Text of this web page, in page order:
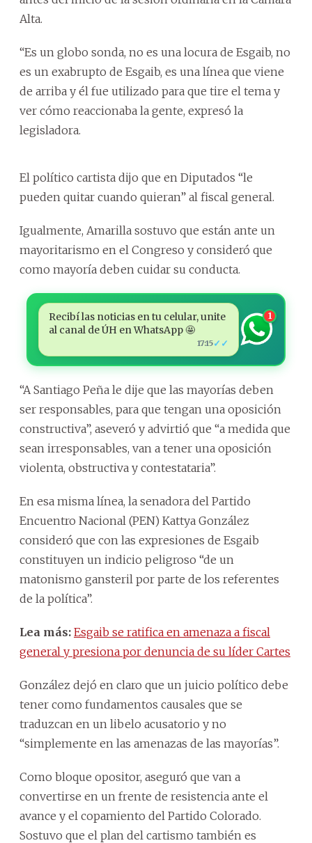
Alta.
“Es un globo sonda, no es una locura de Esgaib, no
es un exabrupto de Esgaib, es una línea que viene
de arriba y él fue utilizado para que tire el tema y
ver cómo reaccionaba la gente, expresó la
legisladora.
El político cartista dijo que en Diputados “le
pueden quitar cuando quieran” al fiscal general.
Igualmente, Amarilla sostuvo que están ante un
mayoritarismo en el Congreso y consideró que
como mayoría deben cuidar su conducta.
Recibí las noticias en tu celular, unite
al canal de ÚH en WhatsApp 🤩
17:15✓✓
1
“A Santiago Peña le dije que las mayorías deben
ser responsables, para que tengan una oposición
constructiva”, aseveró y advirtió que “a medida que
sean irresponsables, van a tener una oposición
violenta, obstructiva y contestataria”.
En esa misma línea, la senadora del Partido
Encuentro Nacional (PEN) Kattya González
consideró que con las expresiones de Esgaib
constituyen un indicio peligroso “de un
matonismo gansteril por parte de los referentes
de la política”.
Lea más: Esgaib se ratifica en amenaza a fiscal
general y presiona por denuncia de su líder Cartes
González dejó en claro que un juicio político debe
tener como fundamentos causales que se
traduzcan en un libelo acusatorio y no
“simplemente en las amenazas de las mayorías”.
Como bloque opositor, aseguró que van a
convertirse en un frente de resistencia ante el
avance y el copamiento del Partido Colorado.
Sostuvo que el plan del cartismo también es